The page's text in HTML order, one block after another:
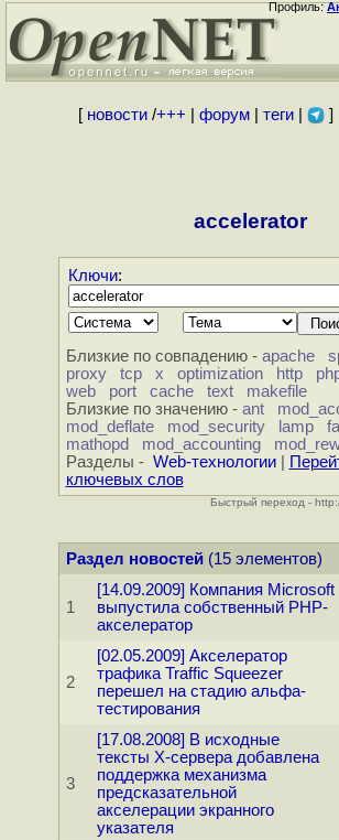
Профиль:
[ новости/+++ форум| теги| ]
accelerator
Ключи:
Близкие по совпадению - apache
proxy
tcp x optimization http
web
port cache text
makefile
Близкие по значению - ant
mod_deflate
mod_security lamp
mathopd
mod_accounting
Разделы - Web-технологии|
ключевых слов
Быстрый переход -
Раздел новостей(15 элементов)
1
[14.09.2009] Компания Microsoft
выпустила собственный PHP-
акселератор
2
[02.05.2009] Акселератор
трафика Traffic Squeezer
перешел на стадию альфа-
тестирования
3
[17.08.2008] В исходные
тексты X-сервера добавлена
поддержка механизма
предсказательной
акселерации экранного
указателя